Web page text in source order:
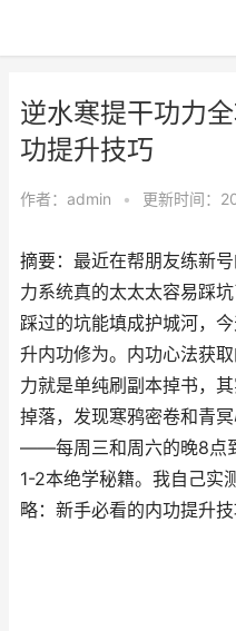
逆水寒提干功力
功提升技巧
作者： admin • 更新时间：
摘要：最近在帮朋友练新
力系统真的太太太容易踩
踩过的坑能填成护城河，
升内功修为。内功心法获
力就是单纯刷副本掉书，
掉落，发现寒鸦密卷和青
——每周三和周六的晚8点
1-2本绝学秘籍。我自己实
略：新手必看的内功提升